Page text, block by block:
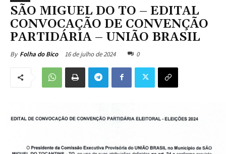
SÃO MIGUEL DO TO – EDITAL
CONVOCAÇÃO DE CONVENÇÃO
PARTIDÁRIA – UNIÃO BRASIL
By Folha do Bico 16 de julho de 2024 0